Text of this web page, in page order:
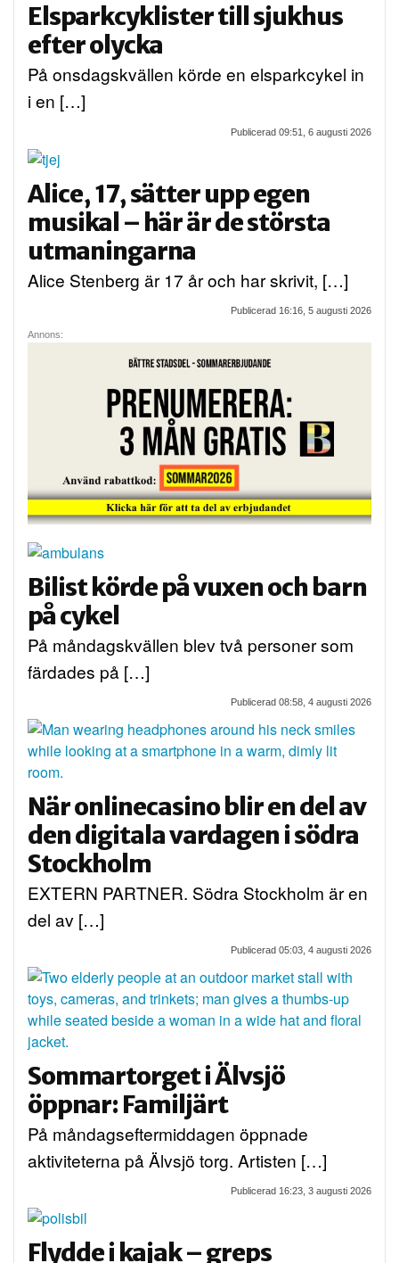
Elsparkcyklister till sjukhus
efter olycka
På onsdagskvällen körde en elsparkcykel in
i en […]
Publicerad 09:51, 6 augusti 2026
Alice, 17, sätter upp egen
musikal – här är de största
utmaningarna
Alice Stenberg är 17 år och har skrivit, […]
Publicerad 16:16, 5 augusti 2026
Annons:
Bilist körde på vuxen och barn
på cykel
På måndagskvällen blev två personer som
färdades på […]
Publicerad 08:58, 4 augusti 2026
När onlinecasino blir en del av
den digitala vardagen i södra
Stockholm
EXTERN PARTNER. Södra Stockholm är en
del av […]
Publicerad 05:03, 4 augusti 2026
Sommartorget i Älvsjö
öppnar: Familjärt
På måndagseftermiddagen öppnade
aktiviteterna på Älvsjö torg. Artisten […]
Publicerad 16:23, 3 augusti 2026
Flydde i kajak – greps